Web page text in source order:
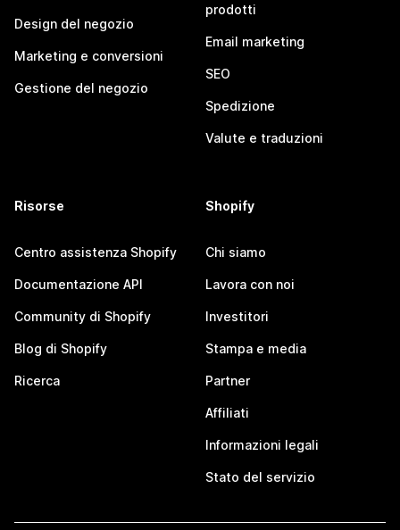
Design del negozio
Marketing e conversioni
Gestione del negozio
prodotti
Email marketing
SEO
Spedizione
Valute e traduzioni
Risorse
Centro assistenza Shopify
Documentazione API
Community di Shopify
Blog di Shopify
Ricerca
Shopify
Chi siamo
Lavora con noi
Investitori
Stampa e media
Partner
Affiliati
Informazioni legali
Stato del servizio